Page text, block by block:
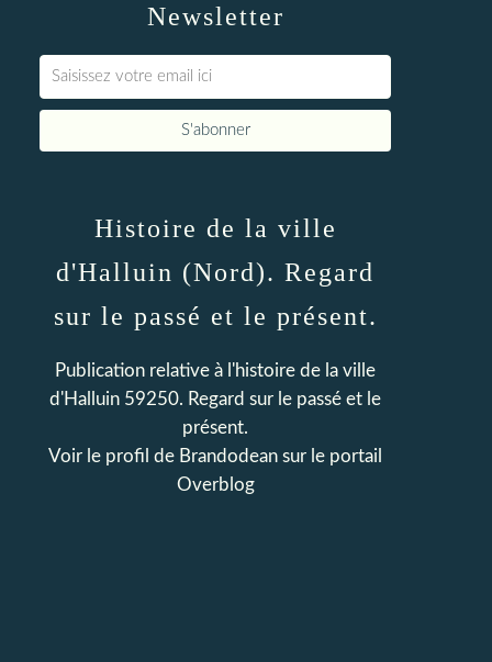
Newsletter
Histoire de la ville
d'Halluin (Nord). Regard
sur le passé et le présent.
Publication relative à l'histoire de la ville
d'Halluin 59250. Regard sur le passé et le
présent.
Voir le profil de Brandodean sur le portail
Overblog